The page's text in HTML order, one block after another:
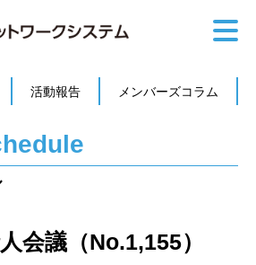
活動報告 メンバーズコラム
会議（No.1,155）